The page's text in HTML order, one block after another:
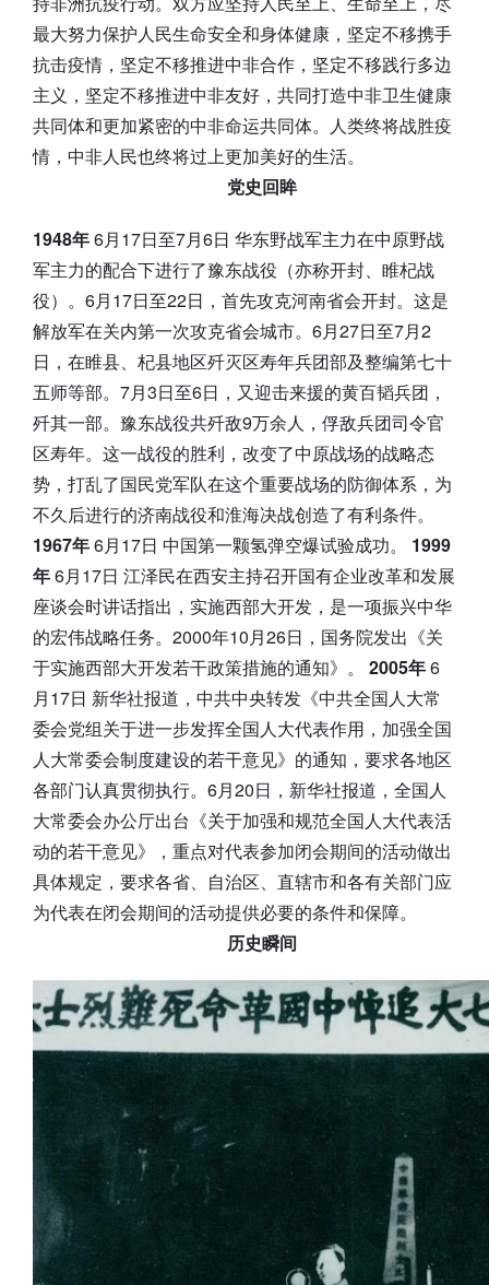
最大努力保护人民生命安全和身体健康，坚定不移携手
抗击疫情，坚定不移推进中非合作，坚定不移践行多边
主义，坚定不移推进中非友好，共同打造中非卫生健康
共同体和更加紧密的中非命运共同体。人类终将战胜疫
情，中非人民也终将过上更加美好的生活。
党史回眸
1948年6月17日至7月6日 华东野战军主力在中原野战
军主力的配合下进行了豫东战役（亦称开封、睢杞战
役）。6月17日至22日，首先攻克河南省会开封。这是
解放军在关内第一次攻克省会城市。6月27日至7月2
日，在睢县、杞县地区歼灭区寿年兵团部及整编第七十
五师等部。7月3日至6日，又迎击来援的黄百韬兵团，
歼其一部。豫东战役共歼敌9万余人，俘敌兵团司令官
区寿年。这一战役的胜利，改变了中原战场的战略态
势，打乱了国民党军队在这个重要战场的防御体系，为
不久后进行的济南战役和淮海决战创造了有利条件。
1967年6月17日 中国第一颗氢弹空爆试验成功。 1999
年6月17日 江泽民在西安主持召开国有企业改革和发展
座谈会时讲话指出，实施西部大开发，是一项振兴中华
的宏伟战略任务。2000年10月26日，国务院发出《关
于实施西部大开发若干政策措施的通知》。 2005年6
月17日 新华社报道，中共中央转发《中共全国人大常
委会党组关于进一步发挥全国人大代表作用，加强全国
人大常委会制度建设的若干意见》的通知，要求各地区
各部门认真贯彻执行。6月20日，新华社报道，全国人
大常委会办公厅出台《关于加强和规范全国人大代表活
动的若干意见》，重点对代表参加闭会期间的活动做出
具体规定，要求各省、自治区、直辖市和各有关部门应
为代表在闭会期间的活动提供必要的条件和保障。
历史瞬间